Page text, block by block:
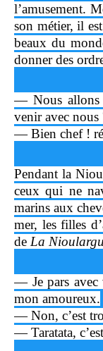
l’amusement.
son métier, il
beaux du
donner des
— Nous allons
venir avec nous
— Bien chef !
Pendant la
ceux qui ne
marins aux
mer, les filles
de La
— Je pars avec
mon amoureux.
— Non, c’est
— Taratata,